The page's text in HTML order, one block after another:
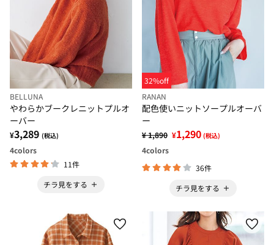
BELLUNA
やわらかブークレニットプルオ
ーバー
¥3,289 (税込)
4colors
11件
チラ見をする
32%off
RANAN
配色使いニットソープルオーバ
ー
¥ 1,890 ¥1,290 (税込)
4colors
36件
チラ見をする